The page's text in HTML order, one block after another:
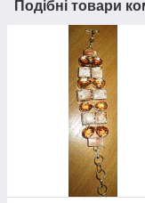
Подібні товари